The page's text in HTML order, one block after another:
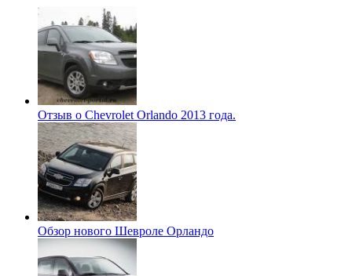
Отзыв о Chevrolet Orlando 2013 года.
Обзор нового Шевроле Орландо